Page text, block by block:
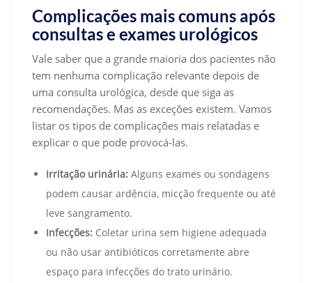
Complicações mais comuns após
consultas e exames urológicos
Vale saber que a grande maioria dos pacientes não
tem nenhuma complicação relevante depois de
uma consulta urológica, desde que siga as
recomendações. Mas as exceções existem. Vamos
listar os tipos de complicações mais relatadas e
explicar o que pode provocá-las.
Irritação urinária: Alguns exames ou sondagens
podem causar ardência, micção frequente ou até
leve sangramento.
Infecções: Coletar urina sem higiene adequada
ou não usar antibióticos corretamente abre
espaço para infecções do trato urinário.